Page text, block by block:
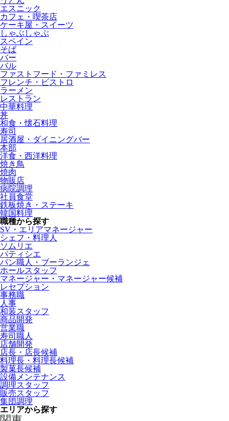
エスニック
カフェ・喫茶店
ケーキ屋・スイーツ
しゃぶしゃぶ
スペイン
そば
バー
バル
ファストフード・ファミレス
フレンチ・ビストロ
ラーメン
レストラン
中華料理
丼
和食・懐石料理
寿司
居酒屋・ダイニングバー
本部
洋食・西洋料理
焼き鳥
焼肉
物販店
病院調理
社員食堂
鉄板焼き・ステーキ
韓国料理
職種から探す
SV・エリアマネージャー
シェフ・料理人
ソムリエ
パティシエ
パン職人・ブーランジェ
ホールスタッフ
マネージャー・マネージャー候補
レセプション
事務職
人事
和装スタッフ
商品開発
営業職
寿司職人
店舗開発
店長・店長候補
料理長・料理長候補
製菓長候補
設備メンテナンス
調理スタッフ
販売スタッフ
集団調理
エリアから探す